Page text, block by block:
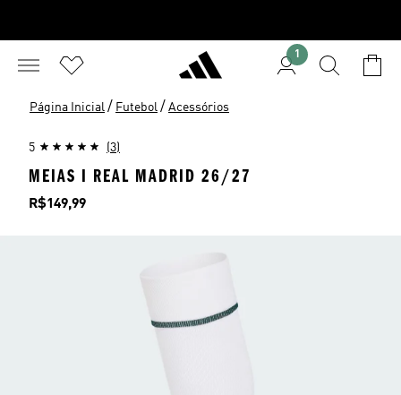
1
Página Inicial / Futebol / Acessórios
5 (3)
MEIAS I REAL MADRID 26/27
Preço
R$149,99